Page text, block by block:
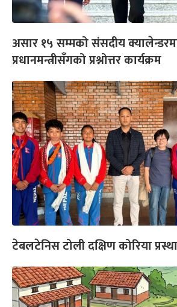
असार १५ सम्मको संसदीय
प्रधानमन्त्रीसँगको प्रश्नोत्तर कार्यक्रम
टेबलटेनिस टोली दक्षिण कोरिया